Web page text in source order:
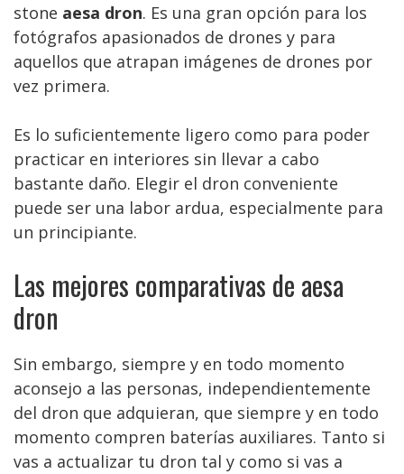
stone aesa dron. Es una gran opción para los
fotógrafos apasionados de drones y para
aquellos que atrapan imágenes de drones por
vez primera.
Es lo suficientemente ligero como para poder
practicar en interiores sin llevar a cabo
bastante daño. Elegir el dron conveniente
puede ser una labor ardua, especialmente para
un principiante.
Las mejores comparativas de aesa
dron
Sin embargo, siempre y en todo momento
aconsejo a las personas, independientemente
del dron que adquieran, que siempre y en todo
momento compren baterías auxiliares. Tanto si
vas a actualizar tu dron tal y como si vas a